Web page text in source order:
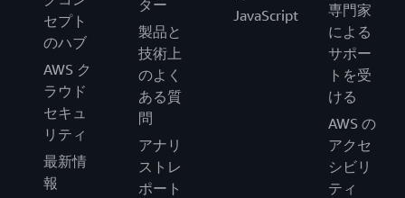
セプト
のハブ
AWS ク
ラウド
セキュ
リティ
最新情
報
ター
製品と
技術上
のよく
ある質
問
アナリ
ストレ
ポート
JavaScript
専門家
による
サポー
トを受
ける
AWS の
アクセ
シビリ
ティ